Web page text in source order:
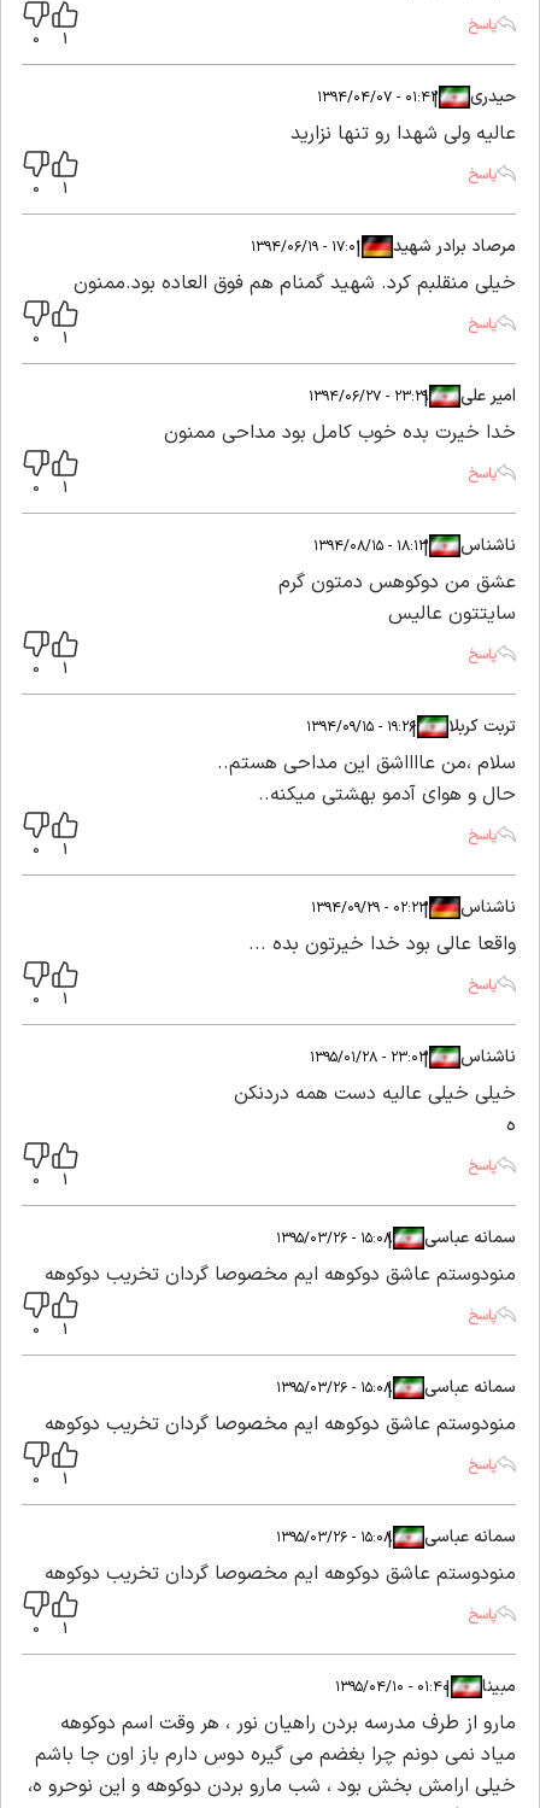
پاسخ
حیدری|
|۰۱:۴۲ - ۱۳۹۴/۰۴/۰۷
عالیه ولی شهدا رو تنها نزارید
پاسخ
مرصاد برادر شهید|
|۱۷:۰۱ - ۱۳۹۴/۰۶/۱۹
خیلی منقلبم کرد. شهید گمنام هم فوق العاده بود.ممنون
پاسخ
امیر علی|
|۲۳:۲۹ - ۱۳۹۴/۰۶/۲۷
خدا خیرت بده خوب کامل بود مداحی ممنون
پاسخ
ناشناس|
|۱۸:۱۳ - ۱۳۹۴/۰۸/۱۵
عشق من دوکوهس دمتون گرم
سایتتون عالیس
پاسخ
تربت کربلا|
|۱۹:۲۶ - ۱۳۹۴/۰۹/۱۵
سلام ،من عااااشق این مداحی هستم..
حال و هوای آدمو بهشتی میکنه..
پاسخ
ناشناس|
|۰۲:۲۳ - ۱۳۹۴/۰۹/۲۹
واقعا عالی بود خدا خیرتون بده ...
پاسخ
ناشناس|
|۲۳:۰۳ - ۱۳۹۵/۰۱/۲۸
خیلی خیلی عالیه دست همه دردنکن
پاسخ
سمانه عباسی|
|۱۵:۰۸ - ۱۳۹۵/۰۳/۲۶
منودوستم عاشق دوکوهه ایم مخصوصا گردان تخریب دوکوهه
پاسخ
سمانه عباسی|
|۱۵:۰۸ - ۱۳۹۵/۰۳/۲۶
منودوستم عاشق دوکوهه ایم مخصوصا گردان تخریب دوکوهه
پاسخ
سمانه عباسی|
|۱۵:۰۸ - ۱۳۹۵/۰۳/۲۶
منودوستم عاشق دوکوهه ایم مخصوصا گردان تخریب دوکوهه
پاسخ
مبینا|
|۰۱:۴۰ - ۱۳۹۵/۰۴/۱۰
مارو از طرف مدرسه بردن راهیان نور ، هر وقت اسم دوکوهه
میاد نمی دونم چرا بغضم می گیره دوس دارم باز اون جا باشم
خیلی ارامش بخش بود ، شب مارو بردن دوکوهه و این نوحرو ه،